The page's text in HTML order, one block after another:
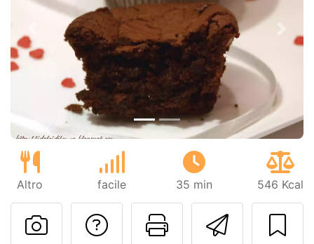
Precedente
Altro facile 35 min 546 Kcal
Invia
Stampa la
Contatta l'autore